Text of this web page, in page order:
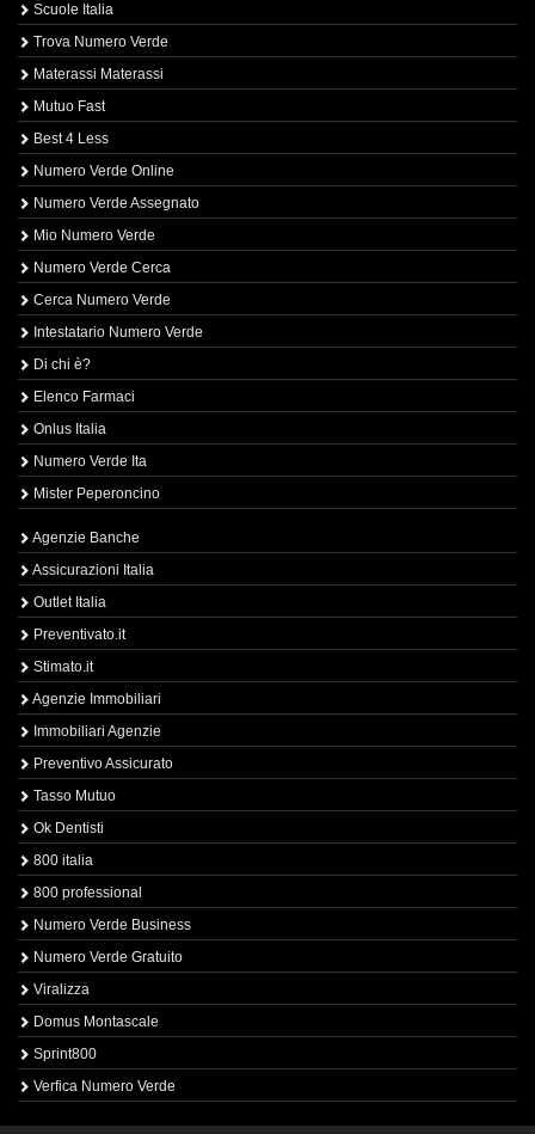
Scuole Italia
Trova Numero Verde
Materassi Materassi
Mutuo Fast
Best 4 Less
Numero Verde Online
Numero Verde Assegnato
Mio Numero Verde
Numero Verde Cerca
Cerca Numero Verde
Intestatario Numero Verde
Di chi è?
Elenco Farmaci
Onlus Italia
Numero Verde Ita
Mister Peperoncino
Agenzie Banche
Assicurazioni Italia
Outlet Italia
Preventivato.it
Stimato.it
Agenzie Immobiliari
Immobiliari Agenzie
Preventivo Assicurato
Tasso Mutuo
Ok Dentisti
800 italia
800 professional
Numero Verde Business
Numero Verde Gratuito
Viralizza
Domus Montascale
Sprint800
Verfica Numero Verde